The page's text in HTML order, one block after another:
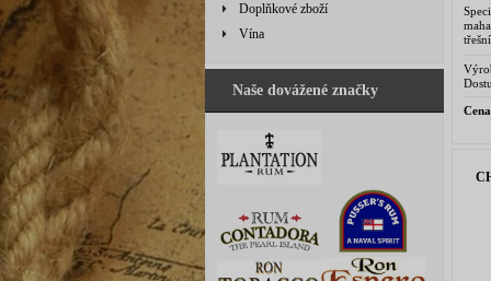
Doplňkové zboží
Vína
Naše dovážené značky